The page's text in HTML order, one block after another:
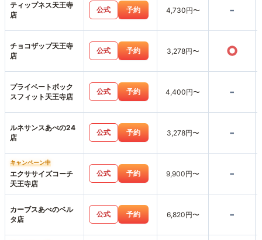
ティップネス天王寺
店
公式 予約 4,730円〜 -
チョコザップ天王寺
店
公式 予約 3,278円〜 ○
プライベートボック
スフィット天王寺店
公式 予約 4,400円〜 -
ルネサンスあべの24
店
公式 予約 3,278円〜 -
キャンペーン中
エクササイズコーチ
天王寺店
公式 予約 9,900円〜 -
カーブスあべのベル
タ店
公式 予約 6,820円〜 -